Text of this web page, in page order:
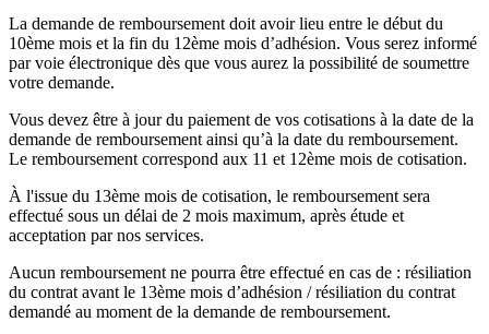
La demande de remboursement doit avoir lieu entre le début du
10ème mois et la fin du 12ème mois d’adhésion. Vous serez informé
par voie électronique dès que vous aurez la possibilité de soumettre
votre demande.
Vous devez être à jour du paiement de vos cotisations à la date de la
demande de remboursement ainsi qu’à la date du remboursement.
Le remboursement correspond aux 11 et 12ème mois de cotisation.
À l'issue du 13ème mois de cotisation, le remboursement sera
effectué sous un délai de 2 mois maximum, après étude et
acceptation par nos services.
Aucun remboursement ne pourra être effectué en cas de : résiliation
du contrat avant le 13ème mois d’adhésion / résiliation du contrat
demandé au moment de la demande de remboursement.